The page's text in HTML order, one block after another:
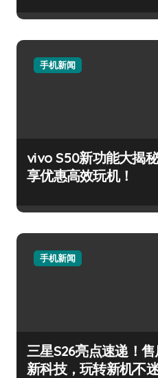
手机新闻
vivo S50新功能大揭
享优惠高效玩机！
手机新闻
三星S26亮点速递！
新科技，玩转新机不